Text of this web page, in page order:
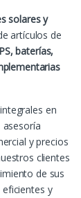
solares y
artículos de
baterías,
en
y precios
clientes
de sus
y